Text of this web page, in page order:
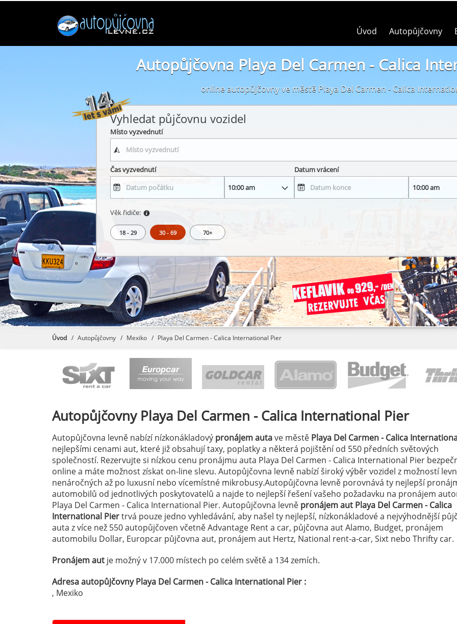
Úvod Autopůjčovny
Autopůjčovna Playa Del Carmen - Calica
online autopůjčovny ve městě Playa Del Carmen - Calica
Vyhledat půjčovnu vozidel
Místo vyzvednutí
Čas vyzvednutí Datum vrácení
Věk řidiče:
18 - 29 30 - 69 70+
Úvod Autopůjčovny Mexiko Playa Del Carmen - Calica International Pier
AutopůjčovnyPlaya Del Carmen - Calica International Pier
Autopůjčovna levně nabízí nízkonákladový pronájem autave městě Playa Del Carmen - Calica
nejlepšími cenami aut, které již obsahují taxy, poplatky a některá pojištění od 550 předních světových
společností. Rezervujte si nízkou cenu pronájmu auta Playa Del Carmen - Calica International Pier
online a máte možnost získat on-line slevu. Autopůjčovna levně nabízí široký výběr vozidel z možností
nenáročných až po luxusní nebo vícemístné mikrobusy.Autopůjčovna levně porovnává ty nejlepší
automobilů od jednotlivých poskytovatelů a najde to nejlepší řešení vašeho požadavku na pronájem
Playa Del Carmen - Calica International Pier. Autopůjčovna levně pronájem aut Playa Del Carmen - Calica
International Piertrvá pouze jedno vyhledávání, aby našel ty nejlepší, nízkonákladové a nejvýhodnější
auta z více než 550 autopůjčoven včetně Advantage Rent a car, půjčovna aut Alamo, Budget, pronájem
automobilu Dollar, Europcar půjčovna aut, pronájem aut Hertz, National rent-a-car, Sixt nebo Thrifty car.
Pronájem aut je možný v 17.000 místech po celém světě a 134 zemích.
Adresa autopůjčovny Playa Del Carmen - Calica International Pier :
, Mexiko